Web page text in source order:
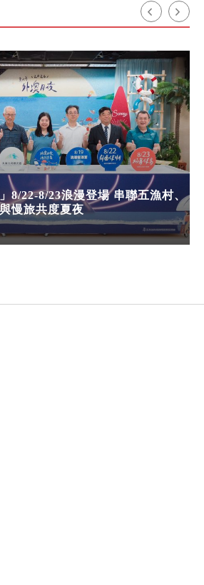
8/22-8/23浪漫登場 串聯五漁村、
慢旅共度夏夜